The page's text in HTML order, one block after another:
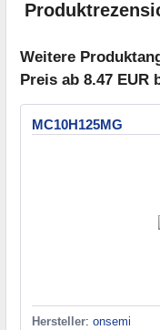
Weitere
Preis ab 8.47 EUR
MC10H125MG
Hersteller: onsemi